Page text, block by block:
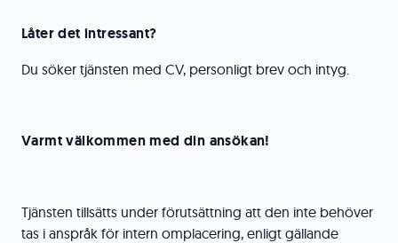
Låter det intressant?
Du söker tjänsten med CV, personligt brev och intyg.
Varmt välkommen med din ansökan!
Tjänsten tillsätts under förutsättning att den inte behöver
tas i anspråk för intern omplacering, enligt gällande